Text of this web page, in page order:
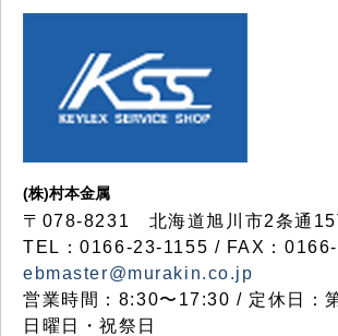
(株)村本金属
〒078-8231 北海道旭川市2条通15
TEL：0166-23-1155 / FAX：
ebmaster@murakin.co.jp
営業時間：8:30〜17:30 / 定休日：
日曜日・祝祭日